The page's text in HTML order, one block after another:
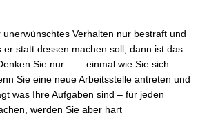
Verhalten nur bestraft und
er statt dessen machen soll, dann ist das
Sie nur einmal wie Sie sich
Sie eine neue Arbeitsstelle antreten und
was Ihre Aufgaben sind – für jeden
werden Sie aber hart